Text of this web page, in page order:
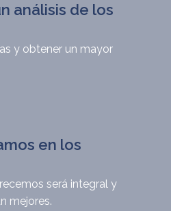
análisis de los
y obtener un mayor
en los
será integral y
mejores.